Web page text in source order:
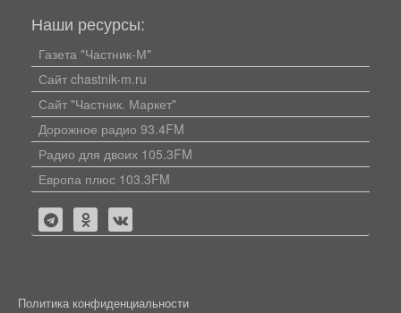
Наши ресурсы:
Газета "Частник-М"
Сайт chastnik-m.ru
Сайт "Частник. Маркет"
Дорожное радио 93.4FM
Радио для двоих 105.3FM
Европа плюс 103.3FM
Политика конфиденциальности